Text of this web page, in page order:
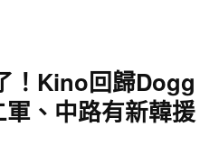
！Kino回歸Dogg
、中路有新韓援